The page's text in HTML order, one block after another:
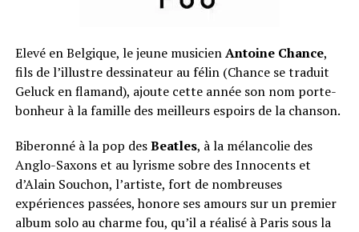
Elevé en Belgique, le jeune musicienAntoine Chance,
fils de l’illustre dessinateur au félin (Chance se traduit
Geluck en flamand), ajoute cette année son nom porte-
bonheur à la famille des meilleurs espoirs de la chanson.
Biberonné à la pop desBeatles, à la mélancolie des
Anglo-Saxons et au lyrisme sobre des Innocents et
d’Alain Souchon, l’artiste, fort de nombreuses
expériences passées, honore ses amours sur un premier
album solo au charme fou, qu’il a réalisé à Paris sous la